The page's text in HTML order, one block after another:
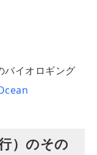
バイオロギング
）のその